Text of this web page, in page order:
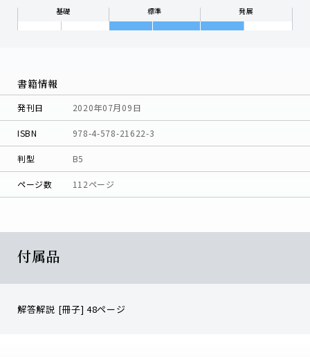
基礎 標準 発展
書籍情報
発刊日 2020年07月09日
ISBN 978-4-578-21622-3
判型 B5
ページ数 112ページ
付属品
解答解説 [冊子] 48ページ